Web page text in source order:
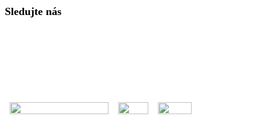
Sledujte nás